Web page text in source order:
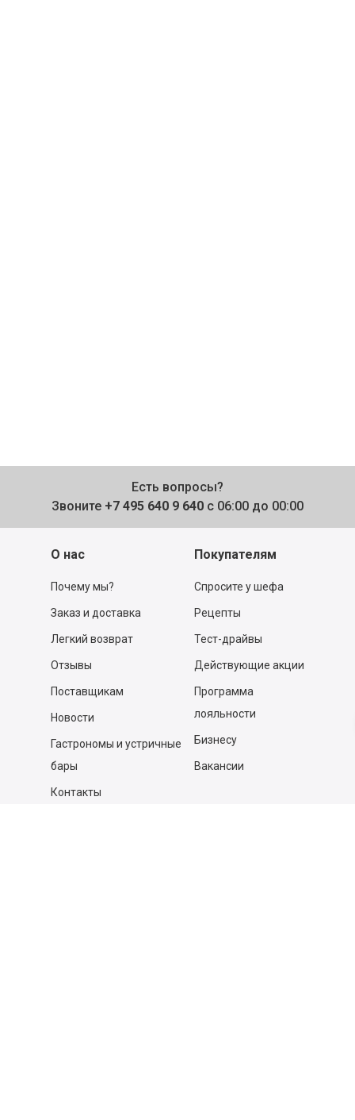
Есть вопросы?
Звоните +7 495 640 9 640 с 06:00 до 00:00
О нас
Почему мы?
Заказ и доставка
Легкий возврат
Отзывы
Поставщикам
Новости
Гастрономы и устричные
бары
Контакты
Покупателям
Спросите у шефа
Рецепты
Тест-драйвы
Действующие акции
Программа
лояльности
Бизнесу
Вакансии